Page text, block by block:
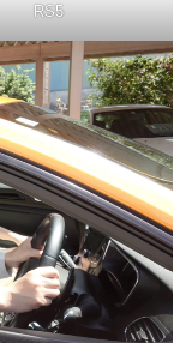
RS5